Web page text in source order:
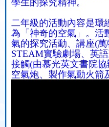
學生的探究精神。
二年級的活動內容是環
為「神奇的空氣」。活
氣的探究活動、 講座(萬
STEAM實驗劇場、英
接觸(由慕光英文書院協
空氣炮、製作氣動火箭